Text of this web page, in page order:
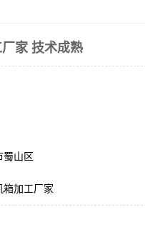
家 技术成熟
蜀山区
箱加工厂家